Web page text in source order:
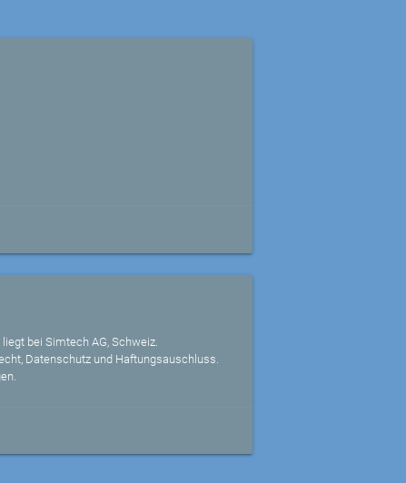
bei Simtech AG, Schweiz.
Datenschutz und Haftungsauschluss.